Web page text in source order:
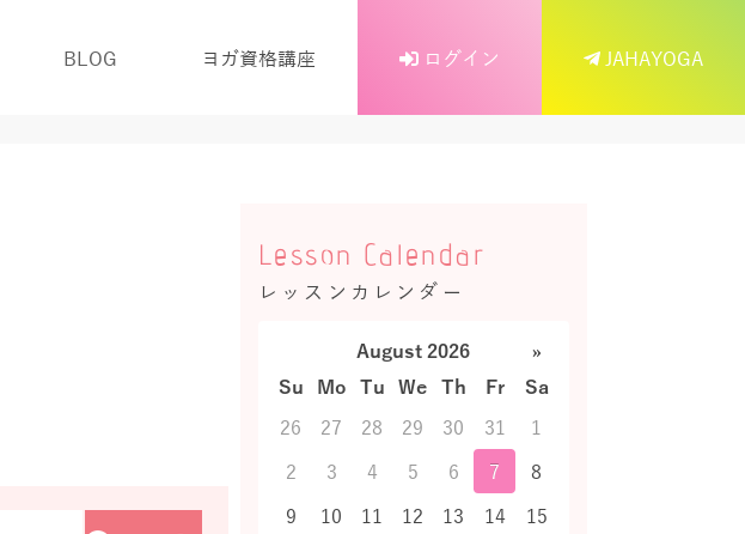
BLOG ヨガ資格講座 ログイン JAHAYOGA
Lesson Calendar
レッスンカレンダー
August 2026
»
Su
Mo Tu We Th Fr
Sa
26
27 28 29 30 31
1
2
3 4 5 6 7
8
9
10 11 12 13 14
15